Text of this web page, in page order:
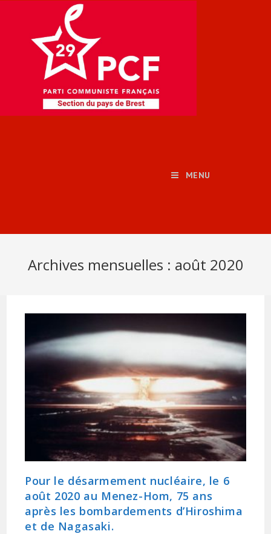
MENU
Archives mensuelles : août 2020
Pour le désarmement nucléaire, le 6
août 2020 au Menez-Hom, 75 ans
après les bombardements d’Hiroshima
et de Nagasaki.